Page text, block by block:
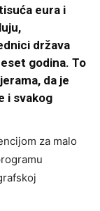
eura i
država
godina. To
da je
i svakog
za malo